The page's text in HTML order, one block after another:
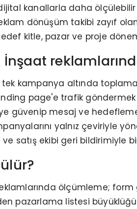
kanallarla daha
dönüşüm takibi zayıf
kitle, pazar ve proje
kampanya altında
page'e trafik göndermek
güvenip mesaj ve
yalnız çeviriyle
ve satış ekibi geri bildirimiyle
ölçümleme;
pazarlama listesi